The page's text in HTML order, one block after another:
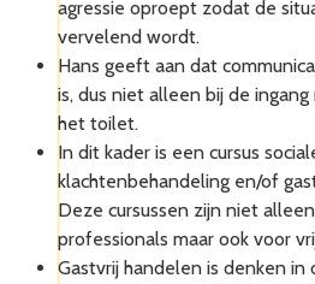
agressie oproept zodat de
vervelend wordt.
Hans geeft aan dat
is, dus niet alleen bij de
het toilet.
In dit kader is een cursus
klachtenbehandeling en/of
Deze cursussen zijn niet
professionals maar ook voor
Gastvrij handelen is denken in